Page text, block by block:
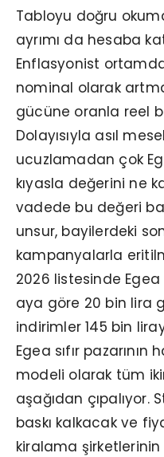
Tabloyu doğru
ayrımı da hesaba
Enflasyonist
nominal olarak
gücüne oranla reel
Dolayısıyla asıl
ucuzlamadan çok
kıyasla değerini ne
vadede bu değeri
unsur, bayilerdeki
kampanyalarla
2026 listesinde
aya göre 20 bin lira
indirimler 145 bin
Egea sıfır
modeli olarak tüm
aşağıdan çıpalıyor.
baskı kalkacak ve
kiralama